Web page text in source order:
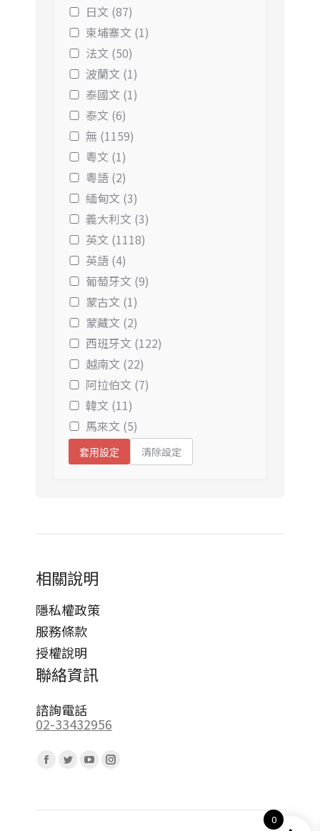
日文 (87)
柬埔寨文 (1)
法文 (50)
波蘭文 (1)
泰國文 (1)
泰文 (6)
無 (1159)
粵文 (1)
粵語 (2)
緬甸文 (3)
義大利文 (3)
英文 (1118)
英語 (4)
葡萄牙文 (9)
蒙古文 (1)
蒙藏文 (2)
西班牙文 (122)
越南文 (22)
阿拉伯文 (7)
韓文 (11)
馬來文 (5)
套用設定 清除設定
相關說明
隱私權政策
服務條款
授權說明
聯絡資訊
諮詢電話
02-33432956
Facebook
opens
Twitter
opens
YouTube
opens
Instagram
opens
0